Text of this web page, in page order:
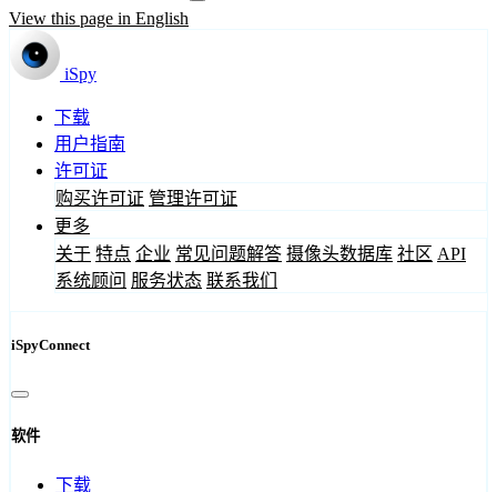
View this page in English
iSpy
下载
用户指南
许可证
购买许可证 管理许可证
更多
关于 特点 企业 常见问题解答 摄像头数据库 社区 API
系统顾问 服务状态 联系我们
iSpyConnect
软件
下载